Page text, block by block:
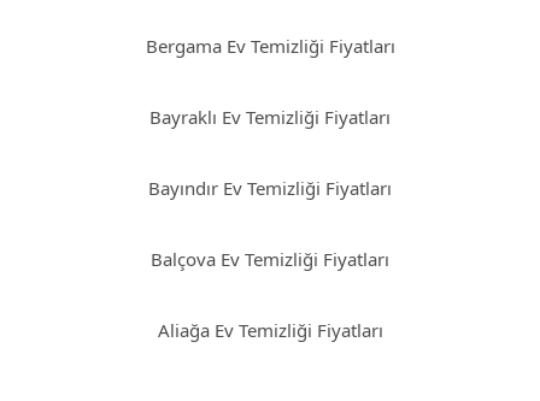
Bergama Ev Temizliği Fiyatları
Bayraklı Ev Temizliği Fiyatları
Bayındır Ev Temizliği Fiyatları
Balçova Ev Temizliği Fiyatları
Aliağa Ev Temizliği Fiyatları